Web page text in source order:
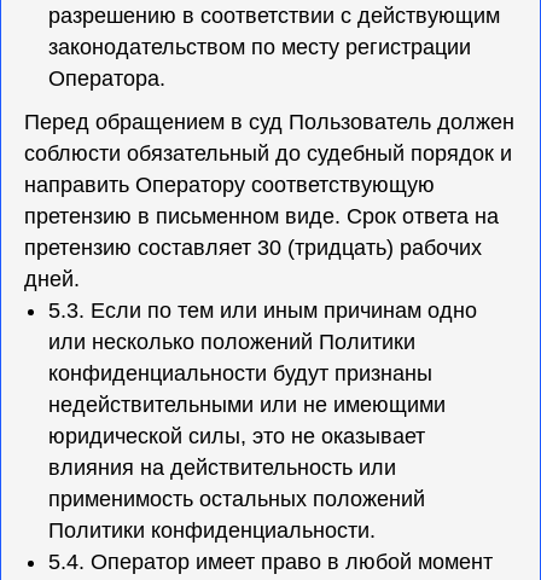
разрешению в соответствии с действующим
законодательством по месту регистрации
Оператора.
Перед обращением в суд Пользователь должен
соблюсти обязательный до судебный порядок и
направить Оператору соответствующую
претензию в письменном виде. Срок ответа на
претензию составляет 30 (тридцать) рабочих
дней.
5.3. Если по тем или иным причинам одно
или несколько положений Политики
конфиденциальности будут признаны
недействительными или не имеющими
юридической силы, это не оказывает
влияния на действительность или
применимость остальных положений
Политики конфиденциальности.
5.4. Оператор имеет право в любой момент